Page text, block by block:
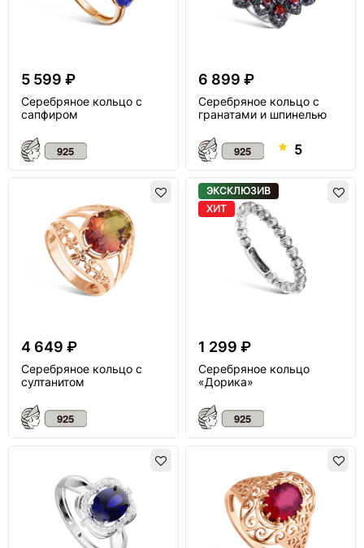
5 599 ₽
Серебряное кольцо с
сапфиром
6 899 ₽
Серебряное кольцо с
гранатами и шпинелью
5
4 649 ₽
Серебряное кольцо с
султанитом
ЭКСКЛЮЗИВ
ХИТ
1 299 ₽
Серебряное кольцо
«Дорика»